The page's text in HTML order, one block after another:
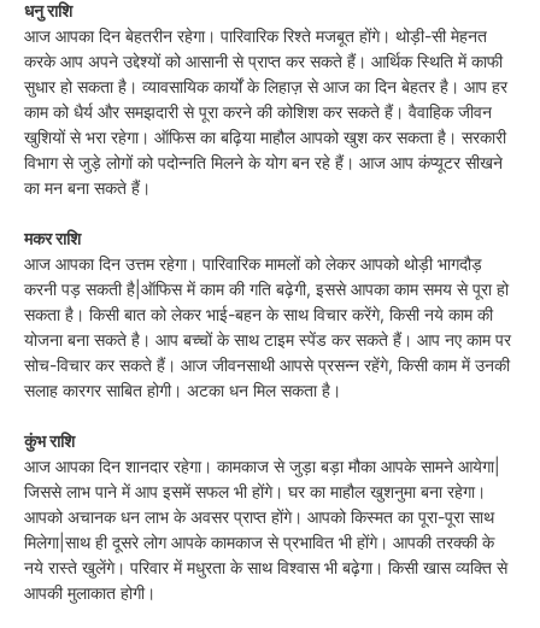
धनु राशि
आज आपका दिन बेहतरीन रहेगा। पारिवारिक रिश्ते मजबूत होंगे। थोड़ी-सी मेहनत
करके आप अपने उद्देश्यों को आसानी से प्राप्त कर सकते हैं। आर्थिक स्थिति में काफी
सुधार हो सकता है। व्यावसायिक कार्यों के लिहाज़ से आज का दिन बेहतर है। आप हर
काम को धैर्य और समझदारी से पूरा करने की कोशिश कर सकते हैं। वैवाहिक जीवन
खुशियों से भरा रहेगा। ऑफिस का बढ़िया माहौल आपको खुश कर सकता है। सरकारी
विभाग से जुड़े लोगों को पदोन्नति मिलने के योग बन रहे हैं। आज आप कंप्यूटर सीखने
का मन बना सकते हैं।
मकर राशि
आज आपका दिन उत्तम रहेगा। पारिवारिक मामलों को लेकर आपको थोड़ी भागदौड़
करनी पड़ सकती है|ऑफिस में काम की गति बढ़ेगी, इससे आपका काम समय से पूरा हो
सकता है। किसी बात को लेकर भाई-बहन के साथ विचार करेंगे, किसी नये काम की
योजना बना सकते है। आप बच्चों के साथ टाइम स्पेंड कर सकते हैं। आप नए काम पर
सोच-विचार कर सकते हैं। आज जीवनसाथी आपसे प्रसन्न रहेंगे, किसी काम में उनकी
सलाह कारगर साबित होगी। अटका धन मिल सकता है।
कुंभ राशि
आज आपका दिन शानदार रहेगा। कामकाज से जुड़ा बड़ा मौका आपके सामने आयेगा|
जिससे लाभ पाने में आप इसमें सफल भी होंगे। घर का माहौल खुशनुमा बना रहेगा।
आपको अचानक धन लाभ के अवसर प्राप्त होंगे। आपको किस्मत का पूरा-पूरा साथ
मिलेगा|साथ ही दूसरे लोग आपके कामकाज से प्रभावित भी होंगे। आपकी तरक्की के
नये रास्ते खुलेंगे। परिवार में मधुरता के साथ विश्वास भी बढ़ेगा। किसी खास व्यक्ति से
आपकी मुलाकात होगी।